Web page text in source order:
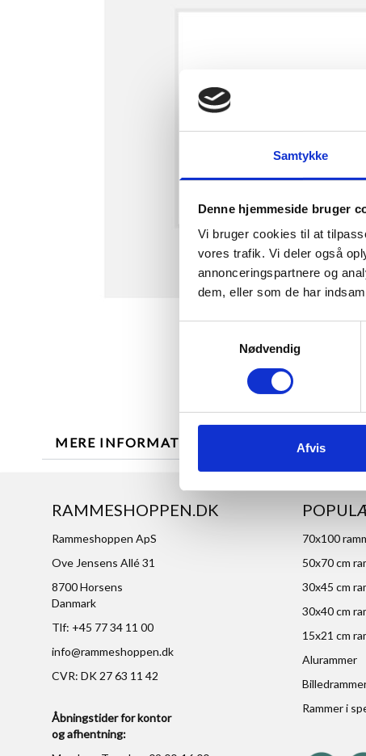
Samtykke
Denne hjemmeside bruger
Vi bruger cookies til at
vores trafik. Vi deler også
annonceringspartnere og
dem, eller som de har
Nødvendig
Afvis
MERE INFORMATION ANMELDELSER
RAMMESHOPPEN.DK
Rammeshoppen ApS
Ove Jensens Allé 31
8700 Horsens
Danmark
Tlf: +45 77 34 11 00
info@rammeshoppen.dk
CVR: DK 27 63 11 42
Åbningstider for kontor
og afhentning:
70x100
50x70 cm
30x45 cm
30x40 cm
15x21 cm
Alurammer
Rammer i